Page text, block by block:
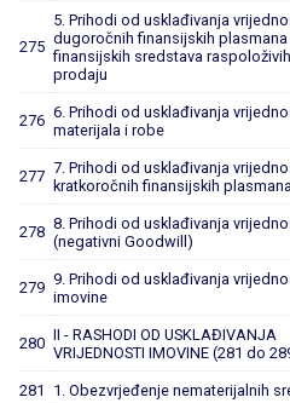
275
5. Prihodi od usklađivanja
dugoročnih finansijskih plasmana
finansijskih sredstava
prodaju
276 6. Prihodi od usklađivanja
materijala i robe
277 7. Prihodi od usklađivanja
kratkoročnih finansijskih
278 8. Prihodi od usklađivanja
(negativni Goodwill)
279 9. Prihodi od usklađivanja
imovine
280 II - RASHODI OD USKLAĐIVANJA
VRIJEDNOSTI IMOVINE (281 do
281 1. Obezvrjeđenje nematerijalnih